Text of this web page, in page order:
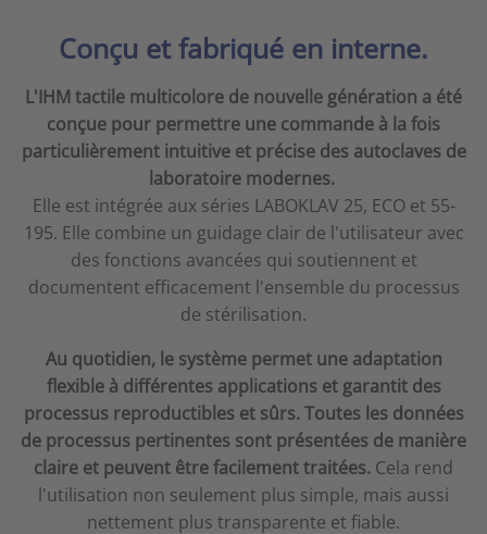
Conçu et fabriqué en interne.
L'IHM tactile multicolore de nouvelle génération a été
conçue pour permettre une commande à la fois
particulièrement intuitive et précise des autoclaves de
laboratoire modernes.
Elle est intégrée aux séries LABOKLAV 25, ECO et 55-
195. Elle combine un guidage clair de l'utilisateur avec
des fonctions avancées qui soutiennent et
documentent efficacement l'ensemble du processus
de stérilisation.
Au quotidien, le système permet une adaptation
flexible à différentes applications et garantit des
processus reproductibles et sûrs. Toutes les données
de processus pertinentes sont présentées de manière
claire et peuvent être facilement traitées. Cela rend
l'utilisation non seulement plus simple, mais aussi
nettement plus transparente et fiable.